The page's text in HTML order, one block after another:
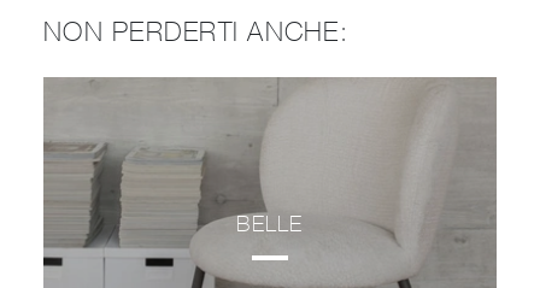
NON PERDERTI ANCHE:
BELLE